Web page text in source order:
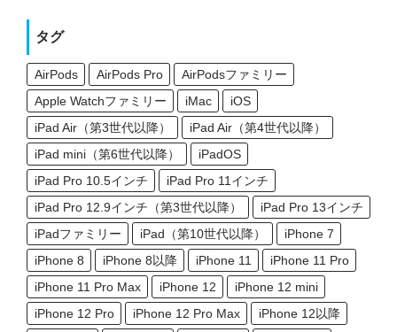
タグ
AirPods AirPods Pro
AirPodsファミリー
Apple Watchファミリー
iMac
iOS
iPad Air（第3世代以降）
iPad Air（第4世代以降）
iPad mini（第6世代以降）
iPadOS
iPad Pro 10.5インチ
iPad Pro 11インチ
iPad Pro 12.9インチ（第3世代以降）
iPad Pro 13インチ
iPadファミリー
iPad（第10世代以降）
iPhone 7
iPhone 8
iPhone 8以降 iPhone 11
iPhone 11 Pro
iPhone 11 Pro Max
iPhone 12
iPhone 12 mini
iPhone 12 Pro
iPhone 12 Pro Max
iPhone 12以降